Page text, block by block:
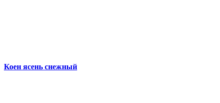
Коен ясень снежный